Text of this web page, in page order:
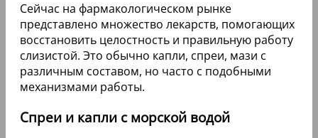
Сейчас на фармакологическом рынке
представлено множество лекарств, помогающих
восстановить целостность и правильную работу
слизистой. Это обычно капли, спреи, мази с
различным составом, но часто с подобными
механизмами работы.
Спреи и капли с морской водой